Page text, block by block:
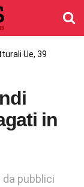
Ue, 39
in
pubblici